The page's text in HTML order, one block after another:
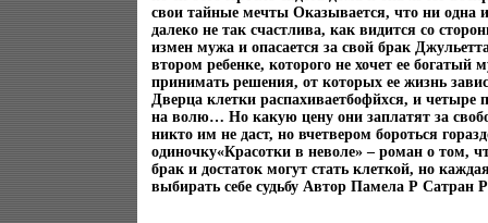
свои тайные мечты Оказывается, что ни одна
далеко не так счастлива, как видится со
измен мужа и опасается за свой брак
втором ребенке, которого не хочет ее
принимать решения, от которых ее жизнь
Дверца клетки распахиваетбофйхся, и четыре
на волю… Но какую цену они заплатят за
никто им не даст, но вчетвером бороться
одиночку«Красотки в неволе» – роман о том,
брак и достаток могут стать клеткой, но
выбирать себе судьбу Автор Памела Р Сатран